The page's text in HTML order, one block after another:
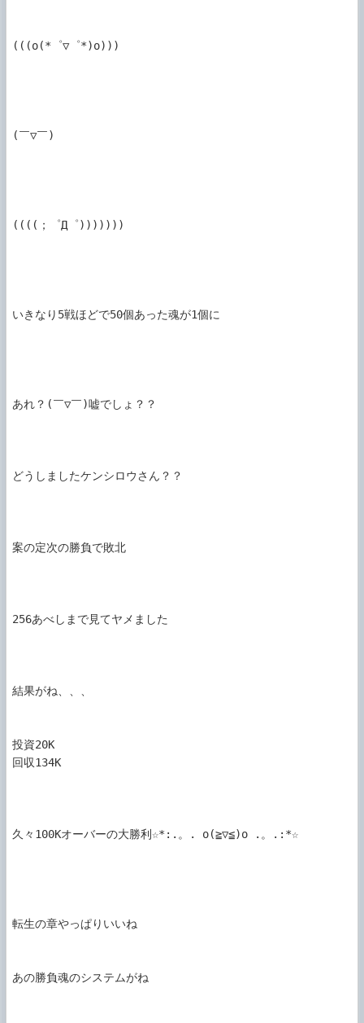
(((o(*゜▽゜*)o)))
(￣▽￣)
((((；゜Д゜)))))))
いきなり5戦ほどで50個あった魂が1個に
あれ？(￣▽￣)嘘でしょ？？
どうしましたケンシロウさん？？
案の定次の勝負で敗北
256あべしまで見てヤメました
結果がね、、、
投資20K
回収134K
久々100Kオーバーの大勝利☆*:.。. o(≧▽≦)o .。.:*☆
転生の章やっぱりいいね
あの勝負魂のシステムがね